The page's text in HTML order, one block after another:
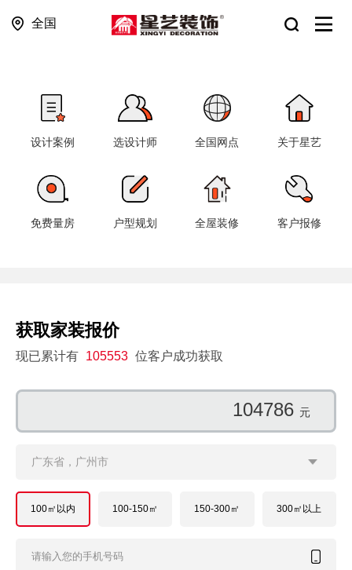
全国
设计案例 选设计师 全国网点 关于星艺
免费量房 户型规划 全屋装修 客户报修
获取家装报价
现已累计有 105553 位客户成功获取
124066 元
广东省，广州市
100㎡以内 100-150㎡ 150-300㎡ 300㎡以上